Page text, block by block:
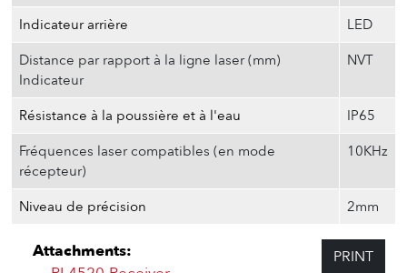
Indicateur arrière
LED
Distance par rapport à la ligne laser (mm)
Indicateur
NVT
Résistance à la poussière et à l'eau
IP65
Fréquences laser compatibles (en mode
récepteur)
10KHz
Niveau de précision 2mm
Attachments:
PRINT